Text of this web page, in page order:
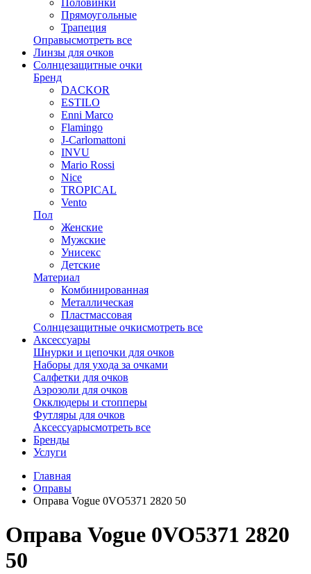
Прямоугольные
Трапеция
Оправысмотреть все
Линзы для очков
Солнцезащитные очки
Бренд
DACKOR
ESTILO
Enni Marco
Flamingo
J-Carlomattoni
INVU
Mario Rossi
Nice
TROPICAL
Vento
Пол
Женские
Мужские
Унисекс
Детские
Материал
Комбинированная
Металлическая
Пластмассовая
Солнцезащитные очкисмотреть все
Аксессуары
Шнурки и цепочки для очков
Наборы для ухода за очками
Салфетки для очков
Аэрозоли для очков
Окклюдеры и стопперы
Футляры для очков
Аксессуарысмотреть все
Бренды
Услуги
Главная
Оправы
Оправа Vogue 0VO5371 2820 50
Оправа Vogue 0VO5371 2820
50